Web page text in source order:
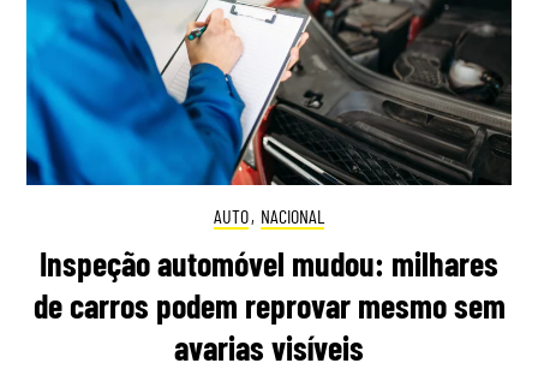
AUTO, NACIONAL
Inspeção automóvel mudou: milhares
de carros podem reprovar mesmo sem
avarias visíveis